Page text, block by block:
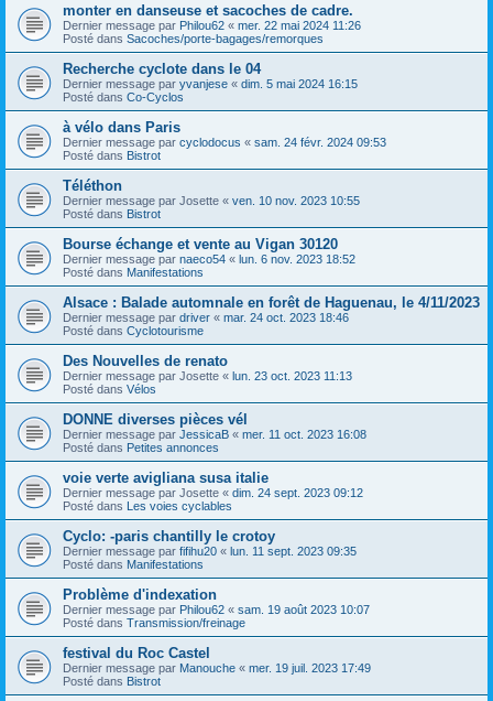
monter en danseuse et sacoches de cadre.
Dernier message par Philou62 « mer. 22 mai 2024 11:26
Posté dans Sacoches/porte-bagages/remorques
Recherche cyclote dans le 04
Dernier message par yvanjese « dim. 5 mai 2024 16:15
Posté dans Co-Cyclos
à vélo dans Paris
Dernier message par cyclodocus « sam. 24 févr. 2024 09:53
Posté dans Bistrot
Téléthon
Dernier message par Josette « ven. 10 nov. 2023 10:55
Posté dans Bistrot
Bourse échange et vente au Vigan 30120
Dernier message par naeco54 « lun. 6 nov. 2023 18:52
Posté dans Manifestations
Alsace : Balade automnale en forêt de Haguenau, le 4/11/2023
Dernier message par driver « mar. 24 oct. 2023 18:46
Posté dans Cyclotourisme
Des Nouvelles de renato
Dernier message par Josette « lun. 23 oct. 2023 11:13
Posté dans Vélos
DONNE diverses pièces vél
Dernier message par JessicaB « mer. 11 oct. 2023 16:08
Posté dans Petites annonces
voie verte avigliana susa italie
Dernier message par Josette « dim. 24 sept. 2023 09:12
Posté dans Les voies cyclables
Cyclo: -paris chantilly le crotoy
Dernier message par fifihu20 « lun. 11 sept. 2023 09:35
Posté dans Manifestations
Problème d'indexation
Dernier message par Philou62 « sam. 19 août 2023 10:07
Posté dans Transmission/freinage
festival du Roc Castel
Dernier message par Manouche « mer. 19 juil. 2023 17:49
Posté dans Bistrot